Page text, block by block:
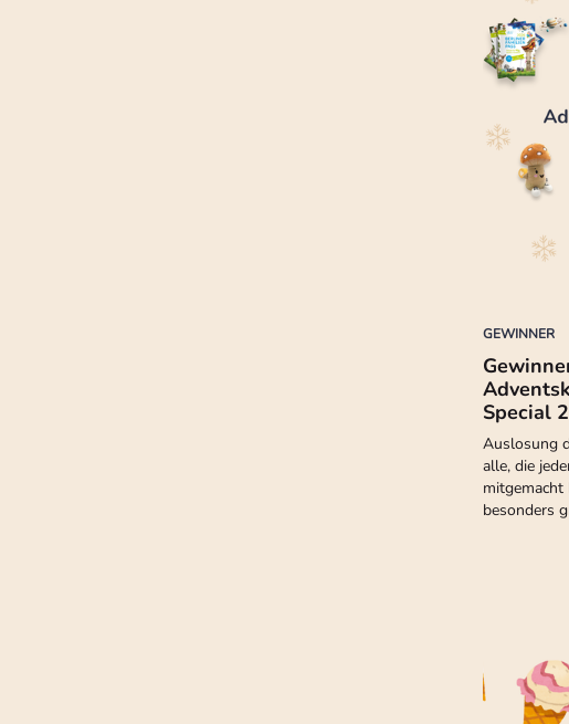
GEWINNER
Special
Auslosung
alle, die
mitgemacht
besonders